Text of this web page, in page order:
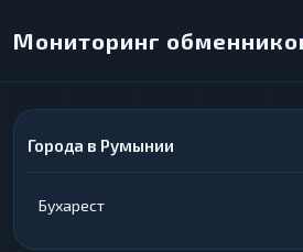
Мониторинг
Города в Румынии
Бухарест
НАПРАВЛЕНИЕ ОБМЕНА
ВСЕ РАЗДЕЛЫ